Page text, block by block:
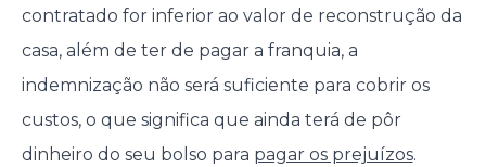
contratado for inferior ao valor de reconstrução da
casa, além de ter de pagar a franquia, a
indemnização não será suficiente para cobrir os
custos, o que significa que ainda terá de pôr
dinheiro do seu bolso para pagar os prejuízos.